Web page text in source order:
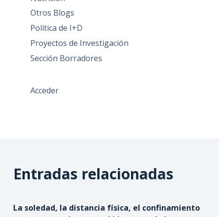
Otros Blogs
Política de I+D
Proyectos de Investigación
Sección Borradores
Acceder
Entradas relacionadas
La soledad, la distancia física, el confinamiento